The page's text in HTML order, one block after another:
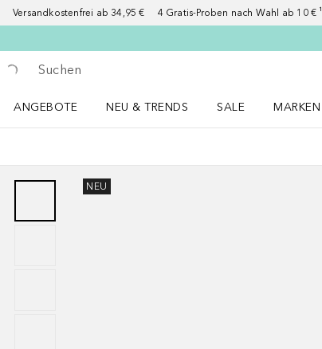
Versandkostenfrei ab 34,95 € 4 Gratis-Proben nach Wahl ab 10 € ¹
Gehe zurück
Suche ausführen
ANGEBOTE
NEU & TRENDS
SALE
MARKEN
NEU